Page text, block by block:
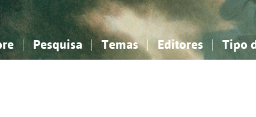
Pesquisa Temas
sociais...
Editores Tipo
sociais...